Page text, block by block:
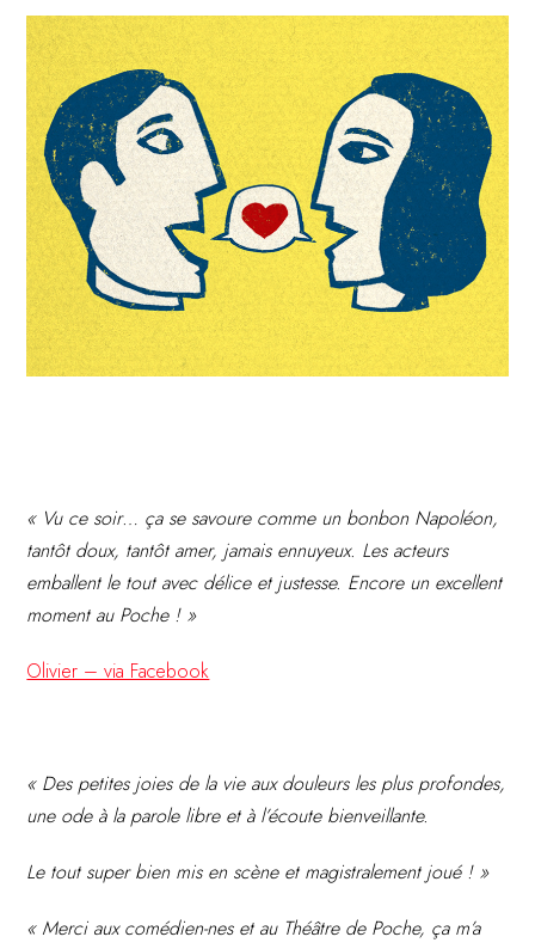
« Vu ce soir… ça se savoure comme un bonbon Napoléon,
tantôt doux, tantôt amer, jamais ennuyeux. Les acteurs
emballent le tout avec délice et justesse. Encore un excellent
moment au Poche ! »
Olivier – via Facebook
« Des petites joies de la vie aux douleurs les plus profondes,
une ode à la parole libre et à l’écoute bienveillante.
Le tout super bien mis en scène et magistralement joué ! »
« Merci aux comédien-nes et au Théâtre de Poche, ça m’a